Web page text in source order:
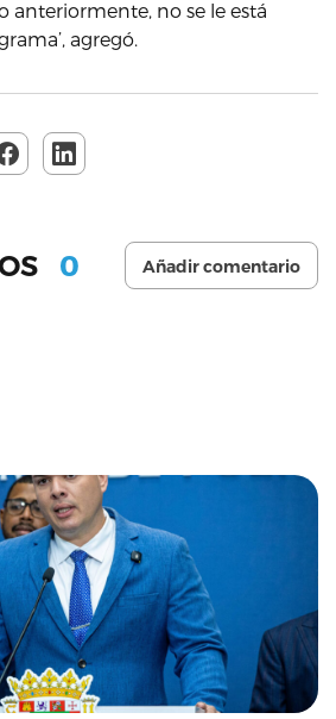
anteriormente, no se le está
agregó.
0 Añadir comentario